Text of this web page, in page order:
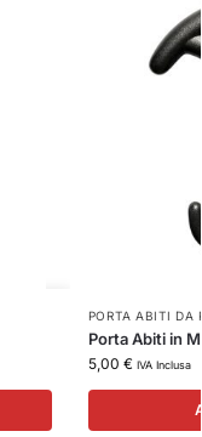
PORTA ABITI DA
Porta Abiti in
5,00 € IVA Inclusa